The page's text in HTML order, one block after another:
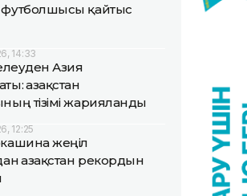
қайтыс
14:33
Азия
Қазақстан
тізімі жарияланды
12:25
жеңіл
Қазақстан рекордын